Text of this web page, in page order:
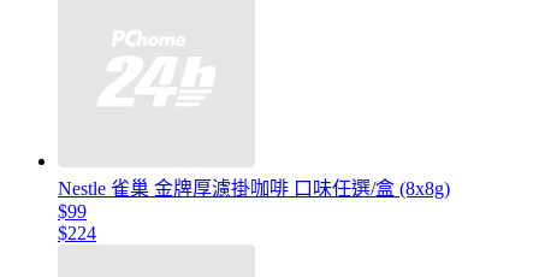
Nestle 雀巢 金牌厚濾掛咖啡 口味任選/盒 (8x8g)
$99
$224